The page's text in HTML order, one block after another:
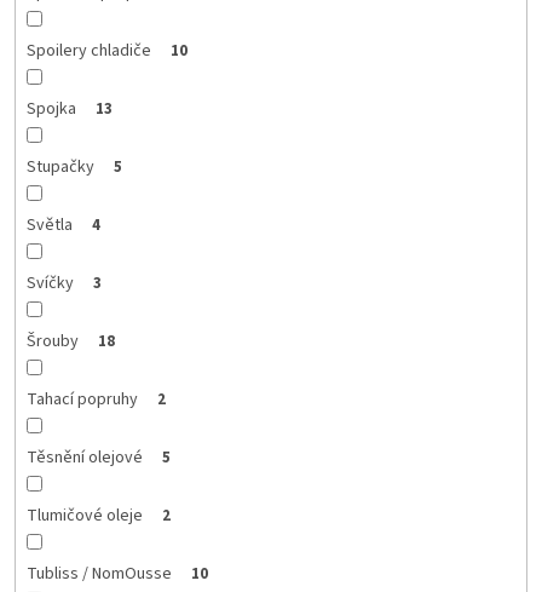
Spoilery chladiče 10
Spojka 13
Stupačky 5
Světla 4
Svíčky 3
Šrouby 18
Tahací popruhy 2
Těsnění olejové 5
Tlumičové oleje 2
Tubliss / NomOusse 10